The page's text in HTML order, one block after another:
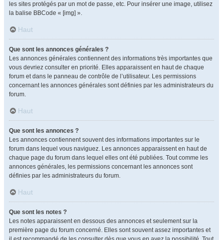
les sites protégés par un mot de passe, etc. Pour insérer une image, utilisez
la balise BBCode « [img] ».
Haut
Que sont les annonces générales ?
Les annonces générales contiennent des informations très importantes que
vous devriez consulter en priorité. Elles apparaissent en haut de chaque
forum et dans le panneau de contrôle de l’utilisateur. Les permissions
concernant les annonces générales sont définies par les administrateurs du
forum.
Haut
Que sont les annonces ?
Les annonces contiennent souvent des informations importantes sur le
forum dans lequel vous naviguez. Les annonces apparaissent en haut de
chaque page du forum dans lequel elles ont été publiées. Tout comme les
annonces générales, les permissions concernant les annonces sont
définies par les administrateurs du forum.
Haut
Que sont les notes ?
Les notes apparaissent en dessous des annonces et seulement sur la
première page du forum concerné. Elles sont souvent assez importantes et